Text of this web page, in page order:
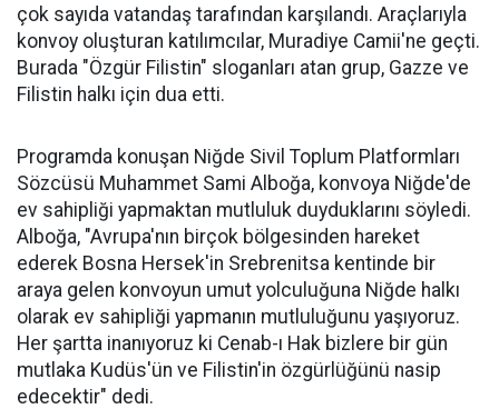
çok sayıda vatandaş tarafından karşılandı. Araçlarıyla
konvoy oluşturan katılımcılar, Muradiye Camii'ne geçti.
Burada "Özgür Filistin" sloganları atan grup, Gazze ve
Filistin halkı için dua etti.
Programda konuşan Niğde Sivil Toplum Platformları
Sözcüsü Muhammet Sami Alboğa, konvoya Niğde'de
ev sahipliği yapmaktan mutluluk duyduklarını söyledi.
Alboğa, "Avrupa'nın birçok bölgesinden hareket
ederek Bosna Hersek'in Srebrenitsa kentinde bir
araya gelen konvoyun umut yolculuğuna Niğde halkı
olarak ev sahipliği yapmanın mutluluğunu yaşıyoruz.
Her şartta inanıyoruz ki Cenab-ı Hak bizlere bir gün
mutlaka Kudüs'ün ve Filistin'in özgürlüğünü nasip
edecektir" dedi.